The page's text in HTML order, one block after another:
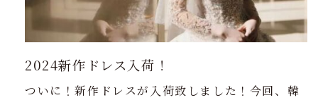
2024新作ドレス入荷！
ついに！新作ドレスが入荷致しました！今回、韓